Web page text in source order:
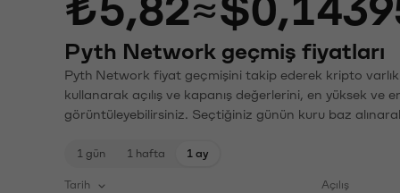
Pyth Network geçmiş fiyatları
Pyth Network fiyat geçmişini takip ederek kripto
kullanarak açılış ve kapanış değerlerini, en yüksek ve
görüntüleyebilirsiniz. Seçtiğiniz günün kuru baz
1 gün 1 hafta 1 ay
Tarih Açılış